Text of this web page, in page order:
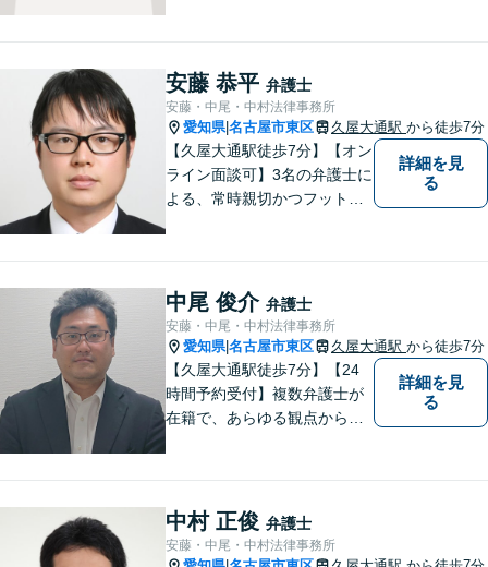
まずはお気軽にご相談くださ
い！【駐車場近く】
安藤 恭平 弁護士
安藤・中尾・中村法律事務所
愛知県|名古屋市東区 久屋大通駅 から徒歩7分
【久屋大通駅徒歩7分】【オン
ライン面談可】3名の弁護士に
よる、常時親切かつフットワ
隣接士業や不動産会社との緊
密な連携を実現！【初回相談
無料】
詳細を見
る
中尾 俊介 弁護士
安藤・中尾・中村法律事務所
愛知県|名古屋市東区 久屋大通駅 から徒歩7分
【久屋大通駅徒歩7分】【24
時間予約受付】複数弁護士が
在籍で、あらゆる観点から丁
は、一度ご相談ください。
【当日・休日・夜間相談可】
詳細を見
る
中村 正俊 弁護士
安藤・中尾・中村法律事務所